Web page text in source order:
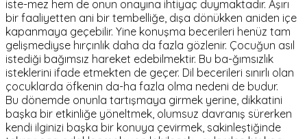
iste-mez hem de onun onayına ihtiyaç duymaktadır. Aşırı
bir faaliyetten ani bir tembelliğe, dışa dönükken aniden içe
kapanmaya geçebilir. Yine konuşma becerileri henüz tam
gelişmediyse hırçınlık daha da fazla gözlenir. Çocuğun asıl
istediği bağımsız hareket edebilmektir. Bu ba-ğımsızlık
isteklerini ifade etmekten de geçer. Dil becerileri sınırlı olan
çocuklarda öfkenin da-ha fazla olma nedeni de budur.
Bu dönemde onunla tartışmaya girmek yerine, dikkatini
başka bir etkinliğe yöneltmek, olumsuz davranış sürerken
kendi ilginizi başka bir konuya çevirmek, sakinleştiğinde